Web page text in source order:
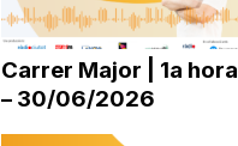
Carrer Major | 1a hora
– 30/06/2026